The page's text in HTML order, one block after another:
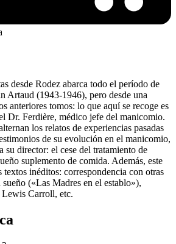
desde Rodez abarca todo el período de
Artaud (1943-1946), pero desde una
anteriores tomos: lo que aquí se recoge es
Dr. Ferdière, médico jefe del manicomio.
los relatos de experiencias pasadas
de su evolución en el manicomio,
su director: el cese del tratamiento de
suplemento de comida. Además, este
inéditos: correspondencia con otras
(«Las Madres en el establo»),
Lewis Carroll, etc.